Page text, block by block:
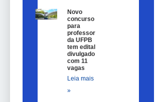
Novo
concurso
para
professor
da UFPB
tem edital
divulgado
com 11
vagas
Leia mais
»